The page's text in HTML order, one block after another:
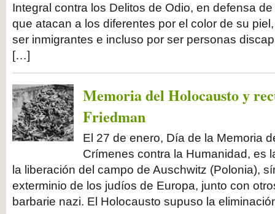
Integral contra los Delitos de Odio, en defensa
que atacan a los diferentes por el color de su
ser inmigrantes e incluso por ser personas
[…]
Memoria del Holocausto y
Friedman
El 27 de enero, Día de la Memoria
Crímenes contra la Humanidad, es
la liberación del campo de Auschwitz (Polonia),
exterminio de los judíos de Europa, junto con
barbarie nazi. El Holocausto supuso la